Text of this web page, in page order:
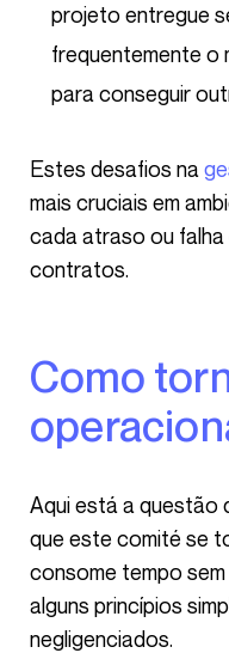
projeto entregue
frequentemente o
para conseguir
Estes desafios na
mais cruciais em
cada atraso ou
contratos.
Como tornar um comité
Aqui está a questão que incomoda: como evitar
que este comité se
consome tempo
alguns princípios
negligenciados.